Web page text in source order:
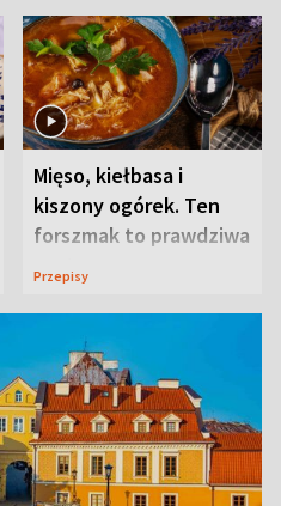
Mięso, kiełbasa i
kiszony ogórek. Ten
forszmak to prawdziwa
uczta
Przepisy